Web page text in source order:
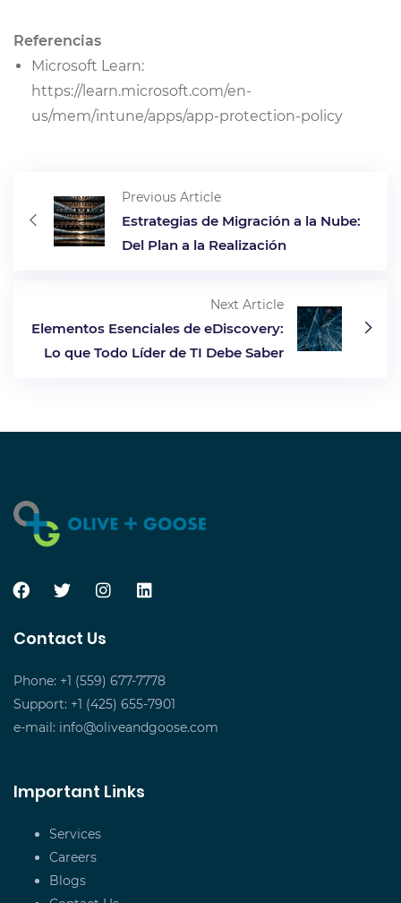
Referencias
Microsoft Learn:
https://learn.microsoft.com/en-
us/mem/intune/apps/app-protection-policy
Previous Article
Estrategias de Migración a la Nube:
Del Plan a la Realización
Next Article
Elementos Esenciales de eDiscovery:
Lo que Todo Líder de TI Debe Saber
Contact Us
Phone: +1 (559) 677-7778
Support: +1 (425) 655-7901
e-mail: info@oliveandgoose.com
Important Links
Services
Careers
Blogs